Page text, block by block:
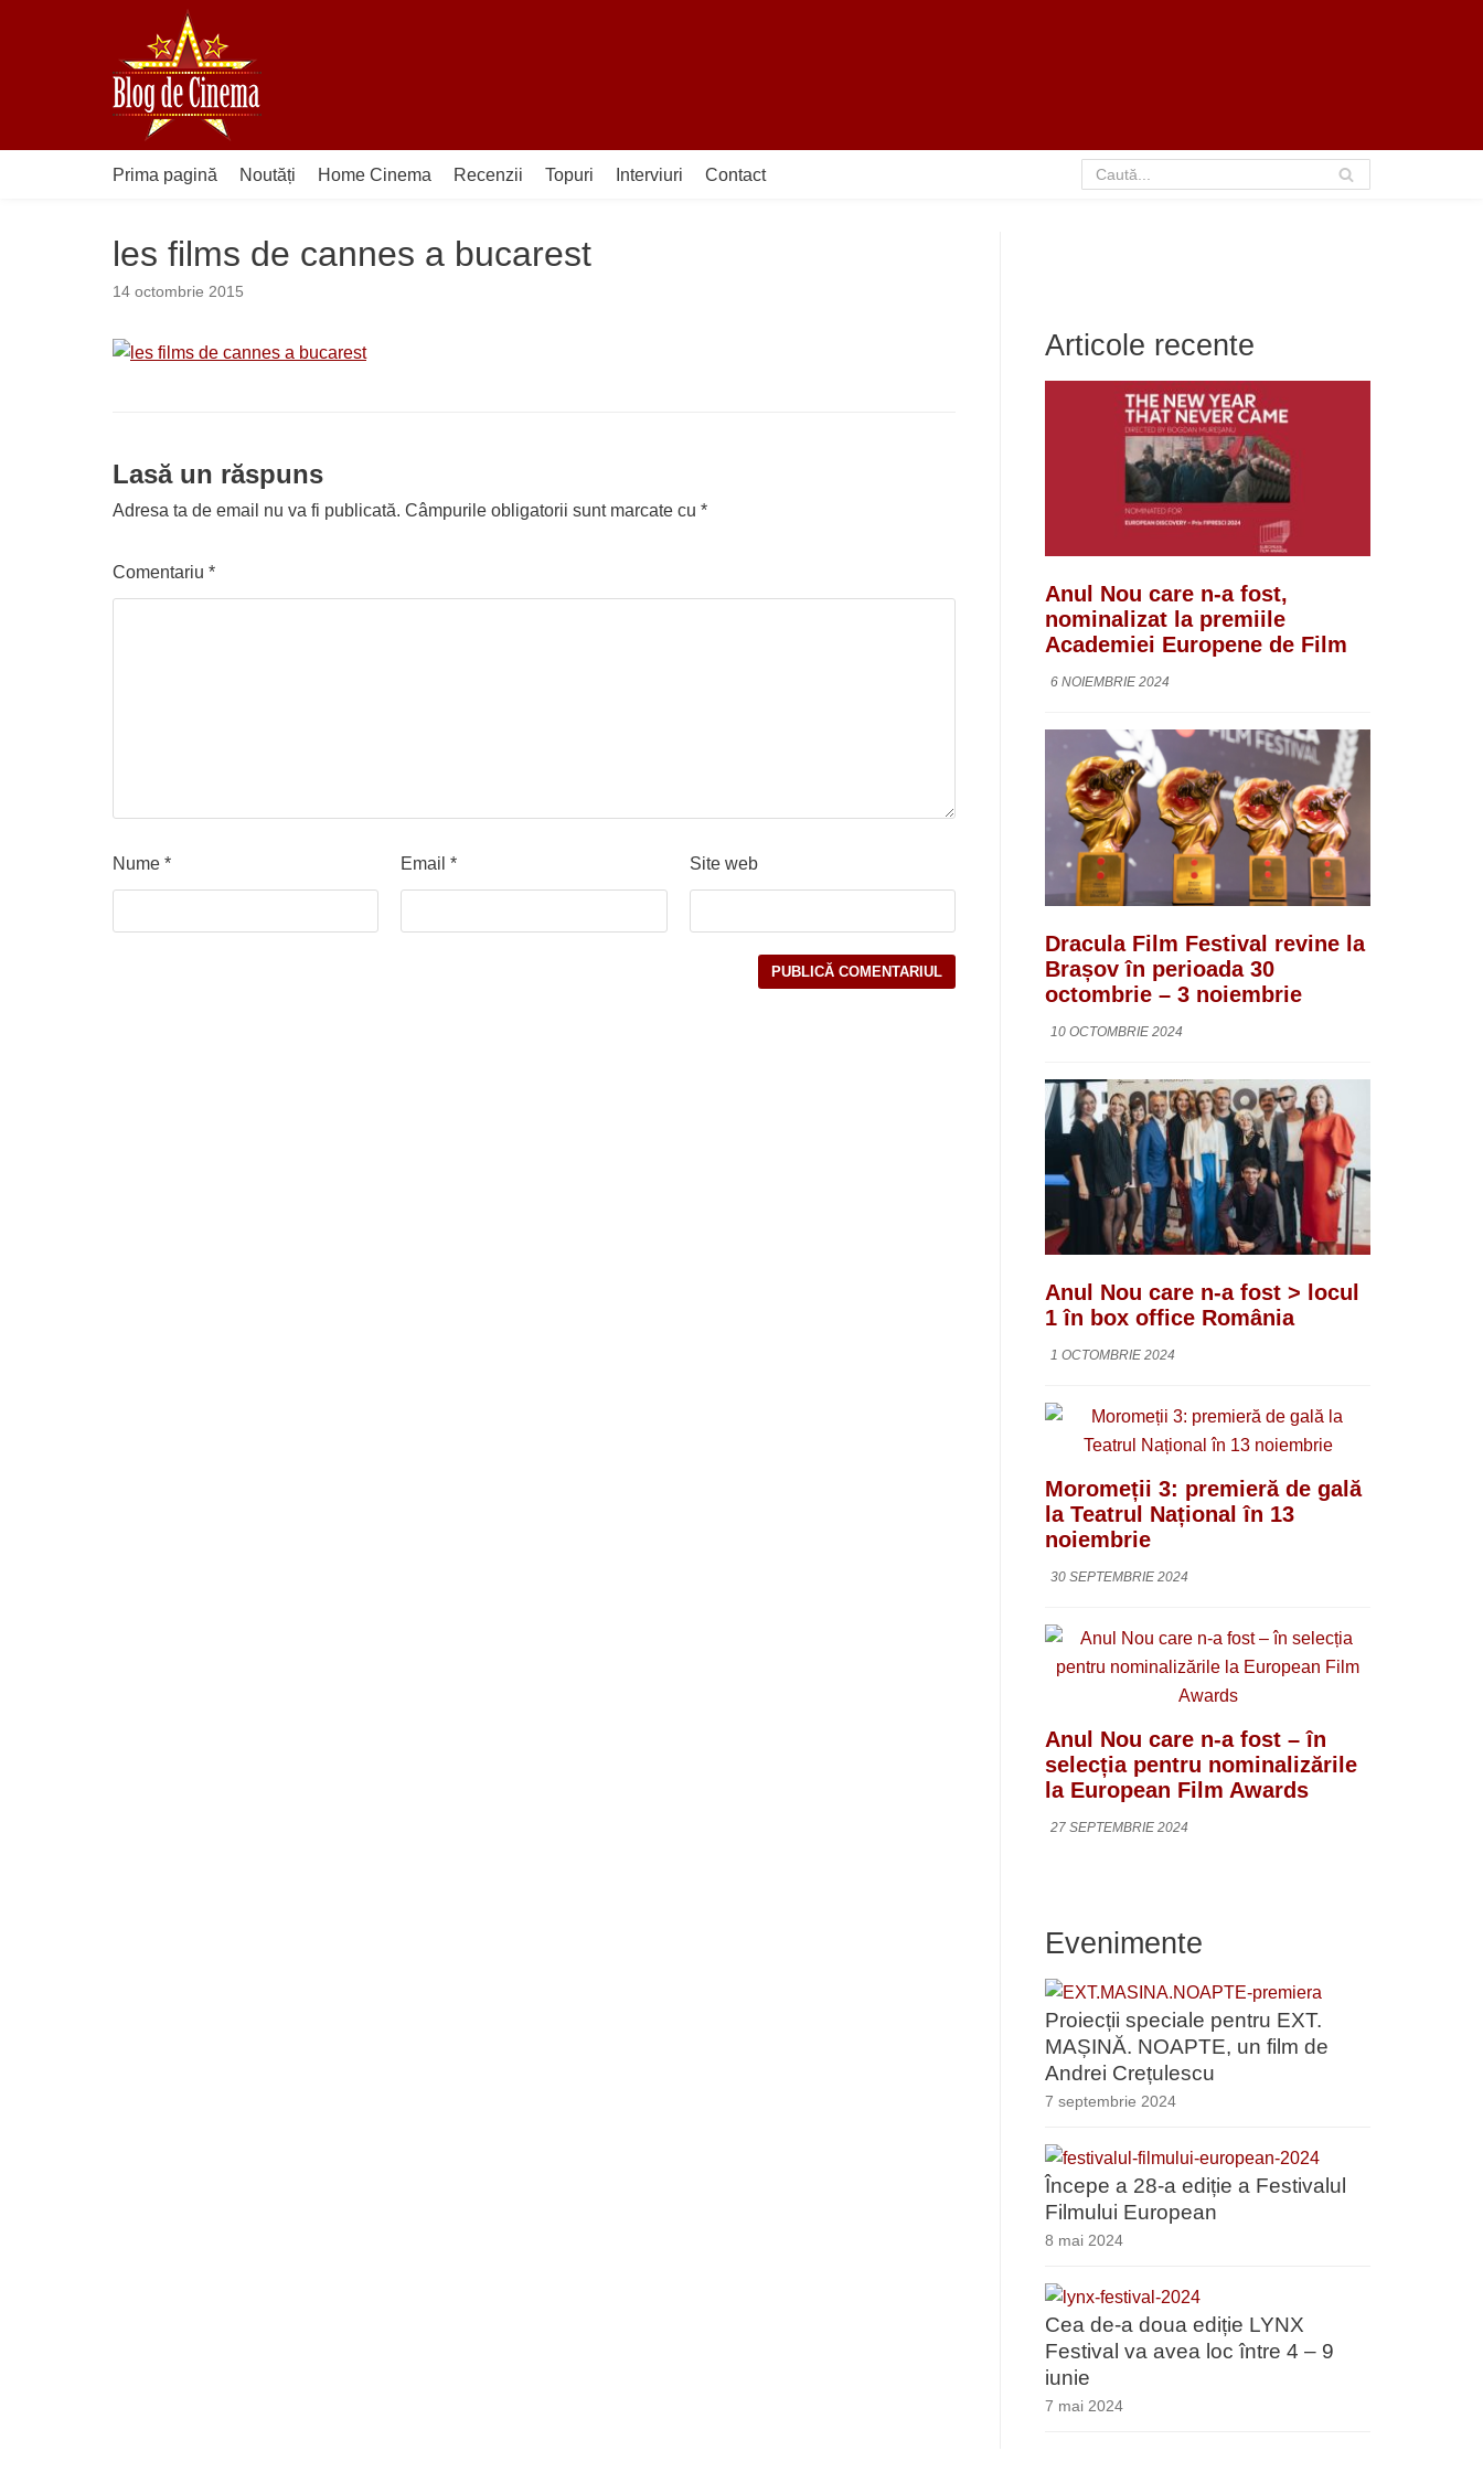
Prima pagină Noutăți Home Cinema Recenzii Topuri Interviuri Contact
les films de cannes a bucarest
14 octombrie 2015
Lasă un răspuns
Adresa ta de email nu va fi publicată. Câmpurile obligatorii sunt marcate cu *
Comentariu *
Nume * Email* Site web
Articole recente
Anul Nou care n-a fost,
nominalizat la premiile
Academiei Europene de Film
6 NOIEMBRIE 2024
Dracula Film Festival revine la
Brașov în perioada 30
octombrie – 3 noiembrie
10 OCTOMBRIE 2024
Anul Nou care n-a fost > locul
1 în box office România
1 OCTOMBRIE 2024
Moromeții 3: premieră de gală
la Teatrul Național în 13
noiembrie
30 SEPTEMBRIE 2024
Anul Nou care n-a fost – în
selecția pentru nominalizările
la European Film Awards
27 SEPTEMBRIE 2024
Evenimente
Proiecții speciale pentru EXT.
MAȘINĂ. NOAPTE, un film de
Andrei Crețulescu
7 septembrie 2024
Începe a 28-a ediție a Festivalul
Filmului European
8 mai 2024
Cea de-a doua ediție LYNX
Festival va avea loc între 4 – 9
iunie
7 mai 2024